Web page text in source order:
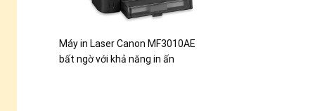
Máy in Laser Canon MF3010AE
bất ngờ với khả năng in ấn